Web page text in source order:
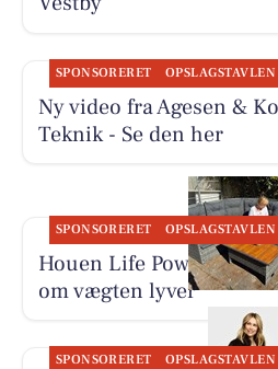
SPONSORERET OPSLAGSTAVLEN
Ny video fra Agesen &
Teknik - Se den her
SPONSORERET OPSLAGSTAVLEN
Houen Life Power
om vægten lyver
SPONSORERET OPSLAGSTAVLEN